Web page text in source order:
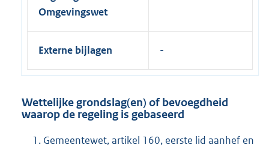
Omgevingswet
Externe bijlagen
Wettelijke grondslag(en) of bevoegdheid
waarop de regeling is gebaseerd
Gemeentewet, artikel 160, eerste lid aanhef en